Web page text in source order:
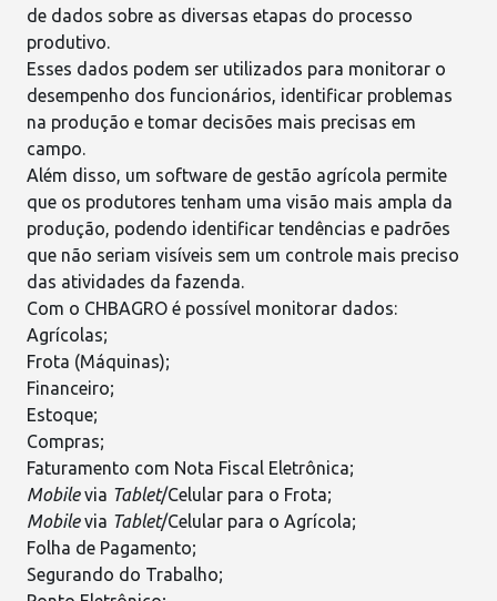
de dados sobre as diversas etapas do processo
produtivo.
Esses dados podem ser utilizados para monitorar o
desempenho dos funcionários, identificar problemas
na produção e tomar decisões mais precisas em
campo.
Além disso, um software de gestão agrícola permite
que os produtores tenham uma visão mais ampla da
produção, podendo identificar tendências e padrões
que não seriam visíveis sem um controle mais preciso
das atividades da fazenda.
Com o CHBAGRO é possível monitorar dados:
Agrícolas;
Frota (Máquinas);
Financeiro;
Estoque;
Compras;
Faturamento com Nota Fiscal Eletrônica;
Mobilevia Tablet/Celular para o Frota;
Mobilevia Tablet/Celular para o Agrícola;
Folha de Pagamento;
Segurando do Trabalho;